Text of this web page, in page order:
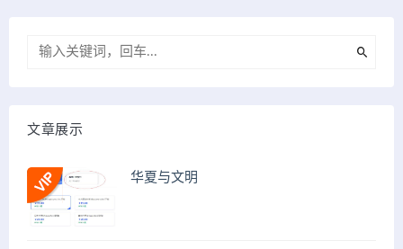
文章展示
华夏与文明